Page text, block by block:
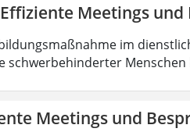
Effiziente Meetings
im
schwerbehinderter Menschen
Meetings und